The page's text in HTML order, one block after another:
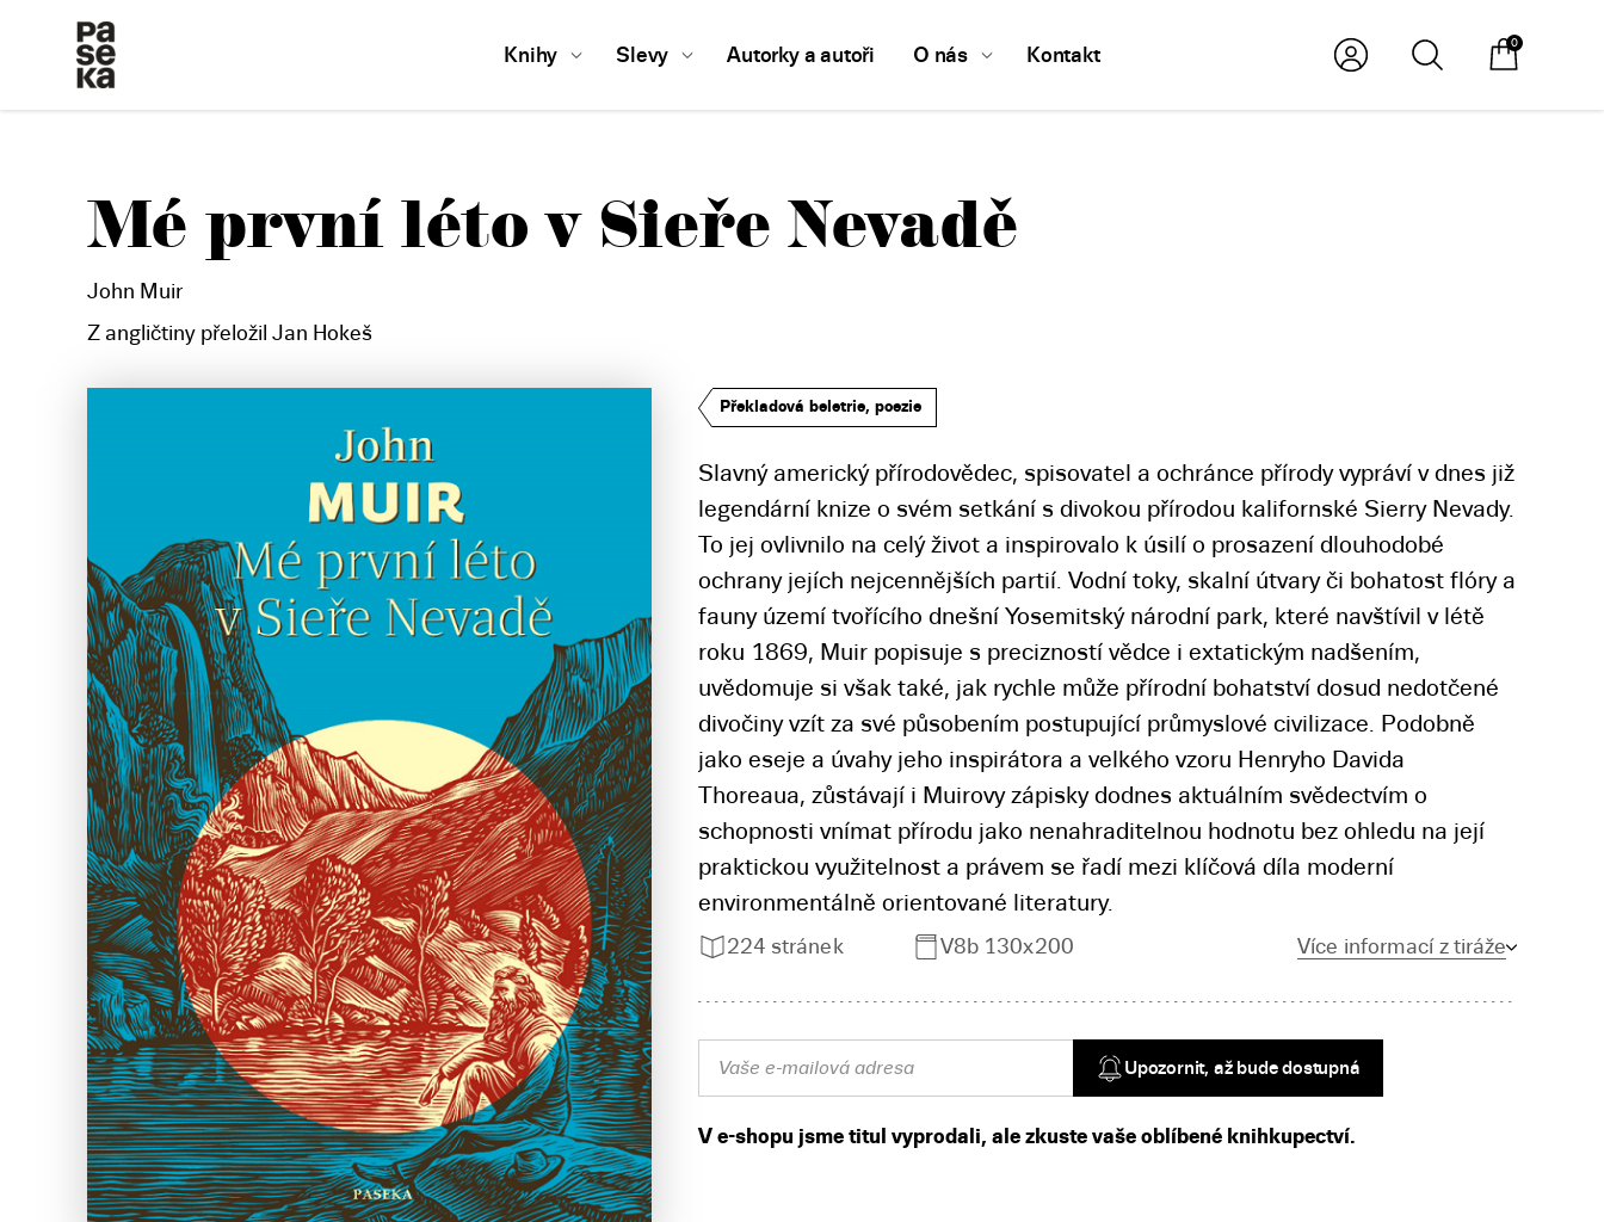
Knihy Slevy Autorky a autoři O nás Kontakt 0
Mé první léto v Sieře Nevadě
John Muir
Z angličtiny přeložil Jan Hokeš
Překladová beletrie, poezie
Slavný americký přírodovědec, spisovatel a ochránce přírody vypráví v dnes již
legendární knize o svém setkání s divokou přírodou kalifornské Sierry Nevady.
To jej ovlivnilo na celý život a inspirovalo k úsilí o prosazení dlouhodobé
ochrany jejích nejcennějších partií. Vodní toky, skalní útvary či bohatost flóry a
fauny území tvořícího dnešní Yosemitský národní park, které navštívil v létě
roku 1869, Muir popisuje s precizností vědce i extatickým nadšením,
uvědomuje si však také, jak rychle může přírodní bohatství dosud nedotčené
divočiny vzít za své působením postupující průmyslové civilizace. Podobně
jako eseje a úvahy jeho inspirátora a velkého vzoru Henryho Davida
Thoreaua, zůstávají i Muirovy zápisky dodnes aktuálním svědectvím o
schopnosti vnímat přírodu jako nenahraditelnou hodnotu bez ohledu na její
praktickou využitelnost a právem se řadí mezi klíčová díla moderní
environmentálně orientované literatury.
224 stránek V8b 130x200 Více informací z tiráže
Upozornit, až bude dostupná
V e-shopu jsme titul vyprodali, ale zkuste vaše oblíbené knihkupectví.